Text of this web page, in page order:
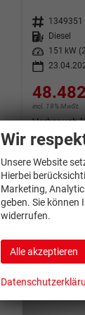
Fahrzeugnr. 1349351
Kraftstoff
Diesel
Leistung
151 kW
incl. 19% MwSt.
Verbrauch
CO 2-Klasse:
CO2-
Wir
Unsere Website
Hierbei
Marketing,
geben. Sie können
widerrufen.
Alle akzeptieren